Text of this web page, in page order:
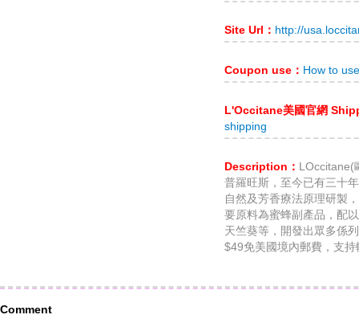
Site Url： http://
Coupon use： How to
L'Occitane美國官網
shipping
Description： LOccitane(
普羅旺斯，至今已有三十
自然及芳香療法原理研製
要原料為蜜蜂副產品，配
天竺葵等，開發出眾多係
$49免美國境內郵費，支持
Comment